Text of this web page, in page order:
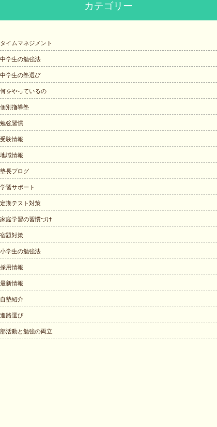
カテゴリー
タイムマネジメント
中学生の勉強法
中学生の塾選び
何をやっているの
個別指導塾
勉強習慣
受験情報
地域情報
塾長ブログ
学習サポート
定期テスト対策
家庭学習の習慣づけ
宿題対策
小学生の勉強法
採用情報
最新情報
自塾紹介
進路選び
部活動と勉強の両立